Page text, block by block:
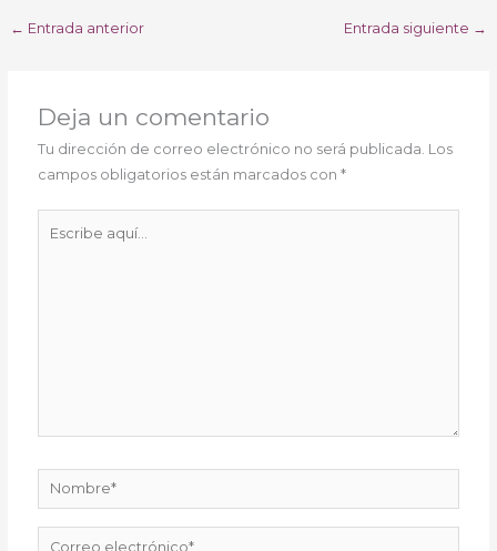
← Entrada anterior Entrada siguiente →
Deja un comentario
Tu dirección de correo electrónico no será publicada. Los
campos obligatorios están marcados con*
Nombre*
Correo